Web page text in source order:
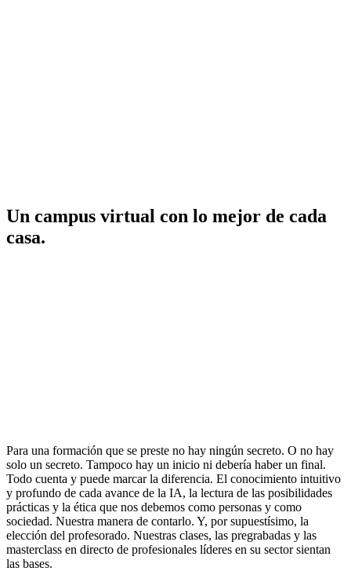
Un campus virtual con lo mejor de cada
casa.
Para una formación que se preste no hay ningún secreto. O no hay
solo un secreto. Tampoco hay un inicio ni debería haber un final.
Todo cuenta y puede marcar la diferencia. El conocimiento intuitivo
y profundo de cada avance de la IA, la lectura de las posibilidades
prácticas y la ética que nos debemos como personas y como
sociedad. Nuestra manera de contarlo. Y, por supuestísimo, la
elección del profesorado. Nuestras clases, las pregrabadas y las
masterclass en directo de profesionales líderes en su sector sientan
las bases.